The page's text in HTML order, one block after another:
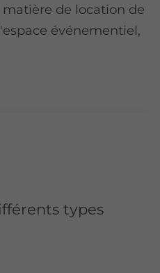
de location de
événementiel,
types